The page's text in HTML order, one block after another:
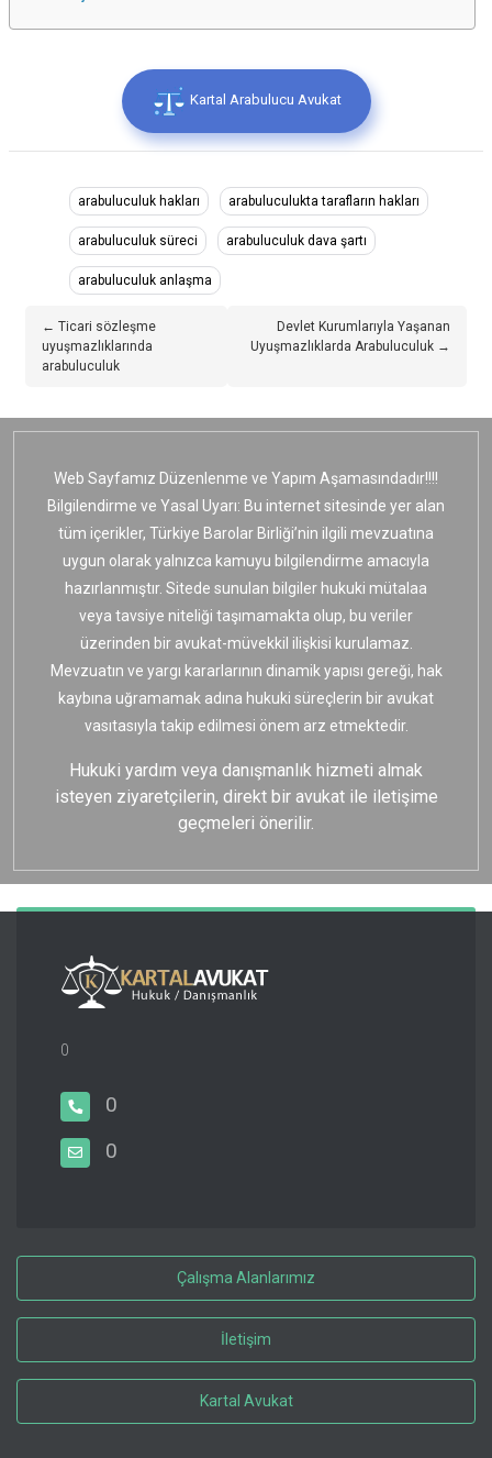
Kartal Arabulucu Avukat
arabuluculuk hakları arabuluculukta tarafların hakları
arabuluculuk süreci arabuluculuk dava şartı
arabuluculuk anlaşma
← Ticari sözleşme
uyuşmazlıklarında
arabuluculuk
Devlet Kurumlarıyla Yaşanan
Uyuşmazlıklarda Arabuluculuk →
Web Sayfamız Düzenlenme ve Yapım Aşamasındadır!!!!
Bilgilendirme ve Yasal Uyarı: Bu internet sitesinde yer alan
tüm içerikler, Türkiye Barolar Birliği’nin ilgili mevzuatına
uygun olarak yalnızca kamuyu bilgilendirme amacıyla
hazırlanmıştır. Sitede sunulan bilgiler hukuki mütalaa
veya tavsiye niteliği taşımamakta olup, bu veriler
üzerinden bir avukat-müvekkil ilişkisi kurulamaz.
Mevzuatın ve yargı kararlarının dinamik yapısı gereği, hak
kaybına uğramamak adına hukuki süreçlerin bir avukat
vasıtasıyla takip edilmesi önem arz etmektedir.
Hukuki yardım veya danışmanlık hizmeti almak
isteyen ziyaretçilerin, direkt bir avukat ile iletişime
geçmeleri önerilir.
0
0
0
Çalışma Alanlarımız
İletişim
Kartal Avukat